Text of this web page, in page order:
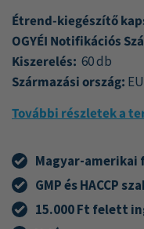
Étrend-kiegészítő
OGYÉI Notifikációs
Kiszerelés: 60 db
Származási ország: EU
További részletek a
Magyar-amerikai
GMP és HACCP
15.000 Ft felett